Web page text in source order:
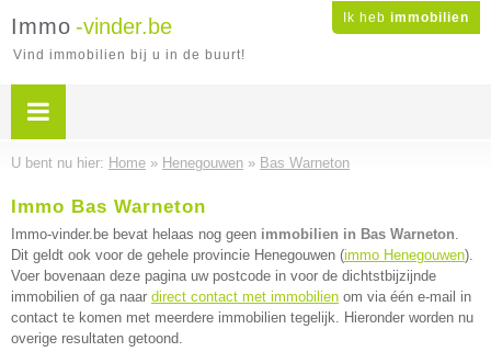
Ik heb immobilien
Immo -vinder.be
Vind immobilien bij u in de buurt!
U bent nu hier: Home » Henegouwen » Bas Warneton
Immo Bas Warneton
Immo-vinder.be bevat helaas nog geen immobilien in Bas Warneton.
Dit geldt ook voor de gehele provincie Henegouwen (immo Henegouwen).
Voer bovenaan deze pagina uw postcode in voor de dichtstbijzijnde
immobilien of ga naar direct contact met immobilien om via één e-mail in
contact te komen met meerdere immobilien tegelijk. Hieronder worden nu
overige resultaten getoond.